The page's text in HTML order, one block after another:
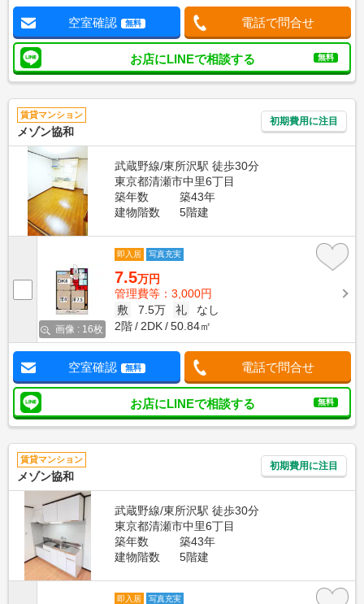
空室確認 無料 電話で問合せ
お店にLINEで相談する 無料
賃貸マンション
メゾン協和
初期費用に注目
武蔵野線/東所沢駅 徒歩30分
東京都清瀬市中里6丁目
築年数
築43年
建物階数
5階建
画像 : 16枚
即入居 写真充実
7.5万円
管理費等：3,000円
敷
7.5万 礼
なし
2階
2DK 50.84㎡
空室確認 無料 電話で問合せ
お店にLINEで相談する 無料
賃貸マンション
メゾン協和
初期費用に注目
武蔵野線/東所沢駅 徒歩30分
東京都清瀬市中里6丁目
築年数
築43年
建物階数
5階建
即入居 写真充実